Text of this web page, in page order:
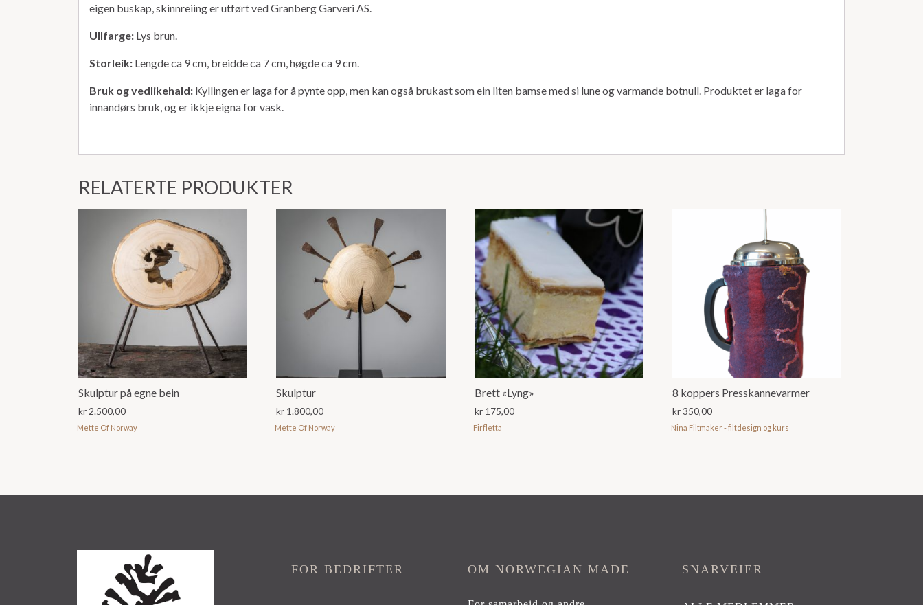
eigen buskap, skinnreiing er utført ved Granberg Garveri AS.
Ullfarge: Lys brun.
Storleik: Lengde ca 9 cm, breidde ca 7 cm, høgde ca 9 cm.
Bruk og vedlikehald: Kyllingen er laga for å pynte opp, men kan også brukast som ein liten bamse med si lune og varmande botnull. Produktet er laga for
innandørs bruk, og er ikkje eigna for vask.
RELATERTE PRODUKTER
Skulptur på egne bein
kr 2.500,00
Mette Of Norway
Skulptur
kr 1.800,00
Mette Of Norway
Brett «Lyng»
kr175,00
Firfletta
8 koppers Presskannevarmer
kr350,00
Nina Filtmaker - filtdesign og kurs
FOR BEDRIFTER OM NORWEGIAN MADE SNARVEIER